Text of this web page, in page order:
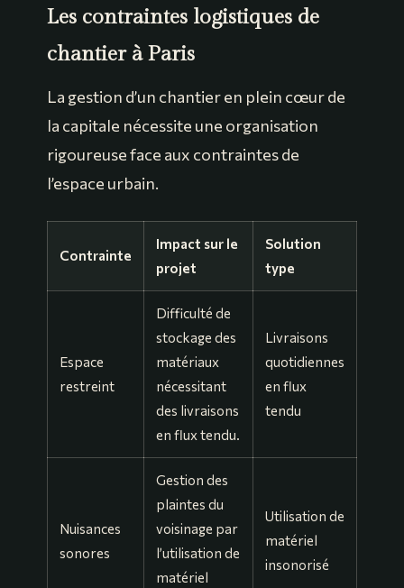
Les contraintes logistiques de
chantier à Paris
La gestion d’un chantier en plein cœur de
la capitale nécessite une organisation
rigoureuse face aux contraintes de
l’espace urbain.
Contrainte
Impact sur le
projet
Solution
type
Espace
restreint
Difficulté de
stockage des
matériaux
nécessitant
des livraisons
en flux tendu.
Livraisons
quotidiennes
en flux
tendu
Nuisances
sonores
Gestion des
plaintes du
voisinage par
l’utilisation de
matériel
Utilisation de
matériel
insonorisé